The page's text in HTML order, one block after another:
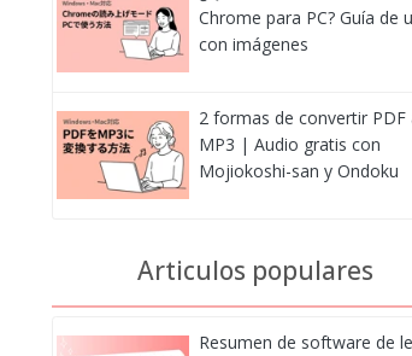
Chrome para PC? Guía de
con imágenes
2 formas de convertir PDF
MP3 | Audio gratis con
Mojiokoshi-san y Ondoku
Articulos populares
Resumen de software de